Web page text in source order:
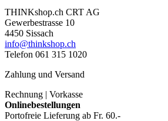
THINKshop.ch CRT AG
Gewerbestrasse 10
4450 Sissach
info@thinkshop.ch
Telefon 061 315 1020
Zahlung und Versand
Rechnung | Vorkasse
Onlinebestellungen
Portofreie Lieferung ab Fr. 60.-